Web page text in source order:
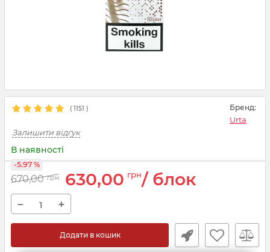
( 1151 ) Бренд:
Urta
Залишити відгук
В наявності
670,00 грн 630,00 грн/ блок
-5.97 %
− +
Додати в кошик